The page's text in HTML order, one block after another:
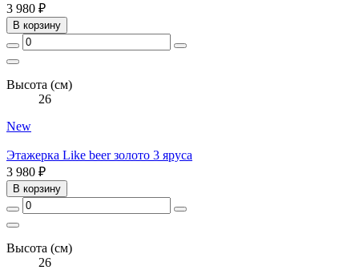
3 980 ₽
В корзину
Высота (см)
26
New
Этажерка Like beer золото 3 яруса
3 980 ₽
В корзину
Высота (см)
26